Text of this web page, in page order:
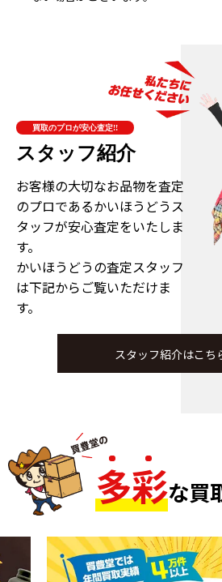
買取のプロが安心査定!!
スタッフ紹介
お客様の大切なお品物を査定
のプロであるかいほうどうス
タッフが安心査定をいたしま
す。
かいほうどうの査定スタッフ
は下記からご覧いただけま
す。
スタッフ紹介はこち
多彩な買